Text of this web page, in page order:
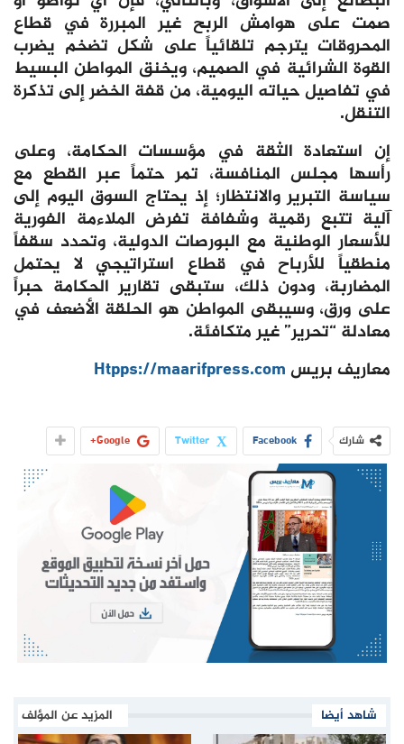
صمت على هوامش الربح غير المبررة في قطاع
المحروقات يترجم تلقائياً على شكل تضخم يضرب
القوة الشرائية في الصميم، ويخنق المواطن البسيط
في تفاصيل حياته اليومية، من قفة الخضر إلى تذكرة
التنقل.
إن استعادة الثقة في مؤسسات الحكامة، وعلى
رأسها مجلس المنافسة، تمر حتماً عبر القطع مع
سياسة التبرير والانتظار؛ إذ يحتاج السوق اليوم إلى
آلية تتبع رقمية وشفافة تفرض الملاءمة الفورية
للأسعار الوطنية مع البورصات الدولية، وتحدد سقفاً
منطقياً للأرباح في قطاع استراتيجي لا يحتمل
المضاربة، ودون ذلك، ستبقى تقارير الحكامة حبراً
على ورق، وسيبقى المواطن هو الحلقة الأضعف في
معادلة “تحرير” غير متكافئة.
معاريف بريسHtpps://maarifpress.com
شارك Facebook
Twitter
Google+
شاهد أيضا المزيد عن المؤلف